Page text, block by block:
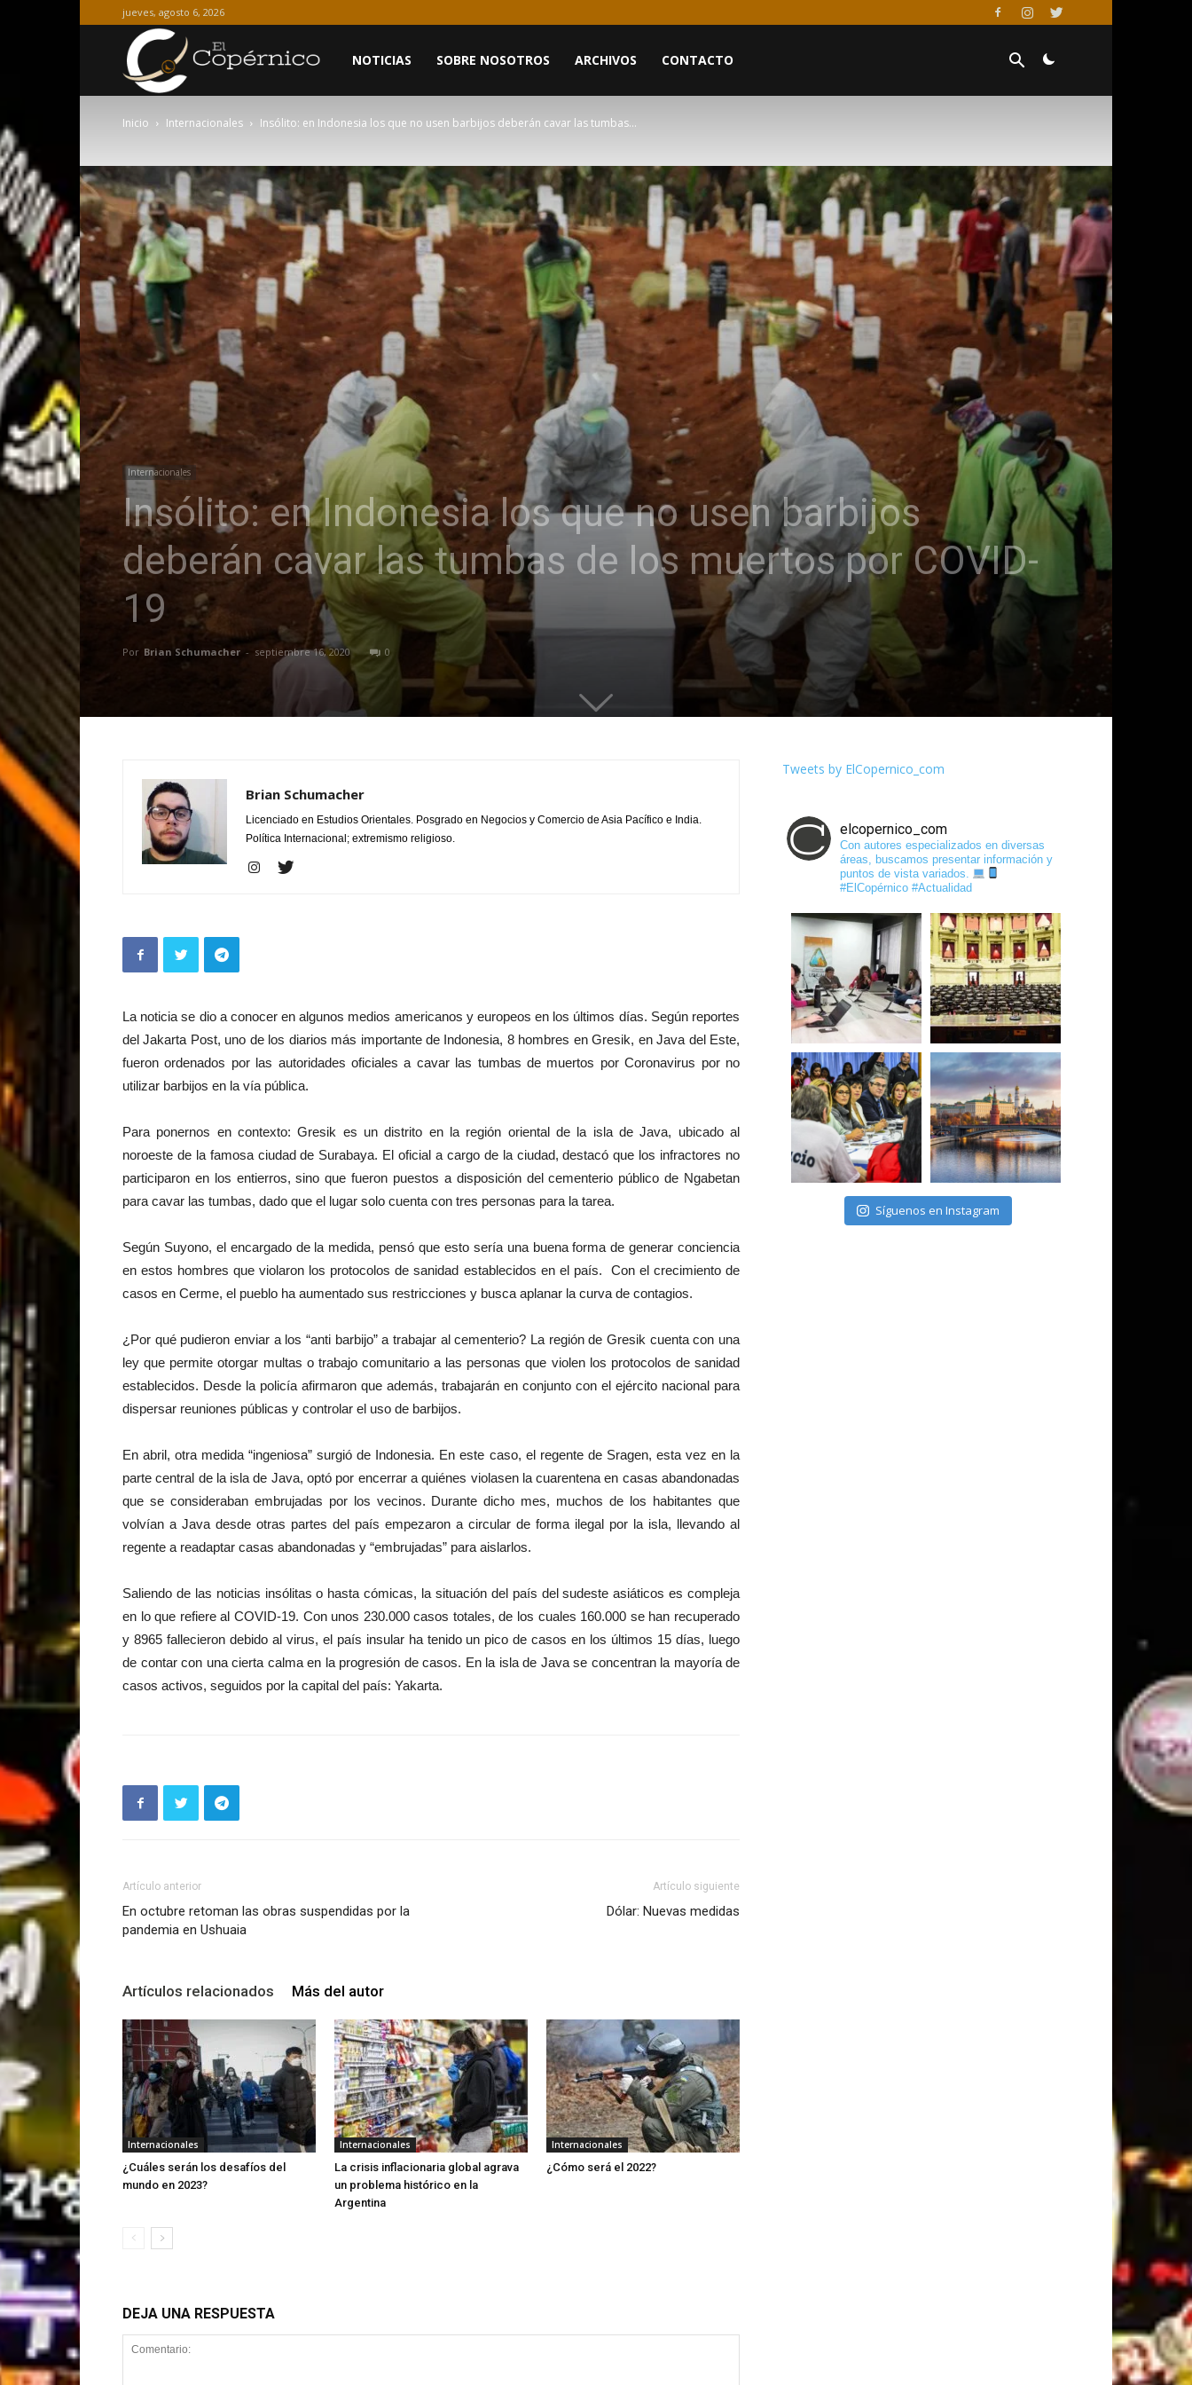
jueves, agosto 6, 2026
Copérnico
NOTICIAS SOBRE NOSOTROS ARCHIVOS CONTACTO
Inicio Internacionales Insólito: en Indonesia los que no usen barbijos deberán cavar las tumbas...
Internacionales
Insólito: en Indonesia los que no usen barbijos
deberán cavar las tumbas de los muertos por COVID-
19
Por Brian Schumacher - septiembre 16, 2020 0
Brian Schumacher
Licenciado en Estudios Orientales. Posgrado en Negocios y Comercio de Asia Pacífico e India.
Política Internacional; extremismo religioso.
La noticia se dio a conocer en algunos medios americanos y europeos en los últimos días. Según reportes
del Jakarta Post, uno de los diarios más importante de Indonesia, 8 hombres en Gresik, en Java del Este,
fueron ordenados por las autoridades oficiales a cavar las tumbas de muertos por Coronavirus por no
utilizar barbijos en la vía pública.
Para ponernos en contexto: Gresik es un distrito en la región oriental de la isla de Java, ubicado al
noroeste de la famosa ciudad de Surabaya. El oficial a cargo de la ciudad, destacó que los infractores no
participaron en los entierros, sino que fueron puestos a disposición del cementerio público de Ngabetan
para cavar las tumbas, dado que el lugar solo cuenta con tres personas para la tarea.
Según Suyono, el encargado de la medida, pensó que esto sería una buena forma de generar conciencia
en estos hombres que violaron los protocolos de sanidad establecidos en el país. Con el crecimiento de
casos en Cerme, el pueblo ha aumentado sus restricciones y busca aplanar la curva de contagios.
¿Por qué pudieron enviar a los “anti barbijo” a trabajar al cementerio? La región de Gresik cuenta con una
ley que permite otorgar multas o trabajo comunitario a las personas que violen los protocolos de sanidad
establecidos. Desde la policía afirmaron que además, trabajarán en conjunto con el ejército nacional para
dispersar reuniones públicas y controlar el uso de barbijos.
En abril, otra medida “ingeniosa” surgió de Indonesia. En este caso, el regente de Sragen, esta vez en la
parte central de la isla de Java, optó por encerrar a quiénes violasen la cuarentena en casas abandonadas
que se consideraban embrujadas por los vecinos. Durante dicho mes, muchos de los habitantes que
volvían a Java desde otras partes del país empezaron a circular de forma ilegal por la isla, llevando al
regente a readaptar casas abandonadas y “embrujadas” para aislarlos.
Saliendo de las noticias insólitas o hasta cómicas, la situación del país del sudeste asiáticos es compleja
en lo que refiere al COVID-19. Con unos 230.000 casos totales, de los cuales 160.000 se han recuperado
y 8965 fallecieron debido al virus, el país insular ha tenido un pico de casos en los últimos 15 días, luego
de contar con una cierta calma en la progresión de casos. En la isla de Java se concentran la mayoría de
casos activos, seguidos por la capital del país: Yakarta.
Artículo anterior
En octubre retoman las obras suspendidas por la
pandemia en Ushuaia
Artículo siguiente
Dólar: Nuevas medidas
Artículos relacionados Más del autor
Internacionales
¿Cuáles serán los desafíos del
mundo en 2023?
Internacionales
La crisis inflacionaria global agrava
un problema histórico en la
Argentina
Internacionales
¿Cómo será el 2022?
DEJA UNA RESPUESTA
Tweets by ElCopernico_com
elcopernico_com
Con autores especializados en diversas
áreas, buscamos presentar información y
puntos de vista variados.
#ElCopérnico #Actualidad
Síguenos en Instagram